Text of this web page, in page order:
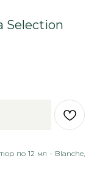
Selection
по 12 мл - Blanche,